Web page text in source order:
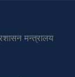
मन्त्रालय